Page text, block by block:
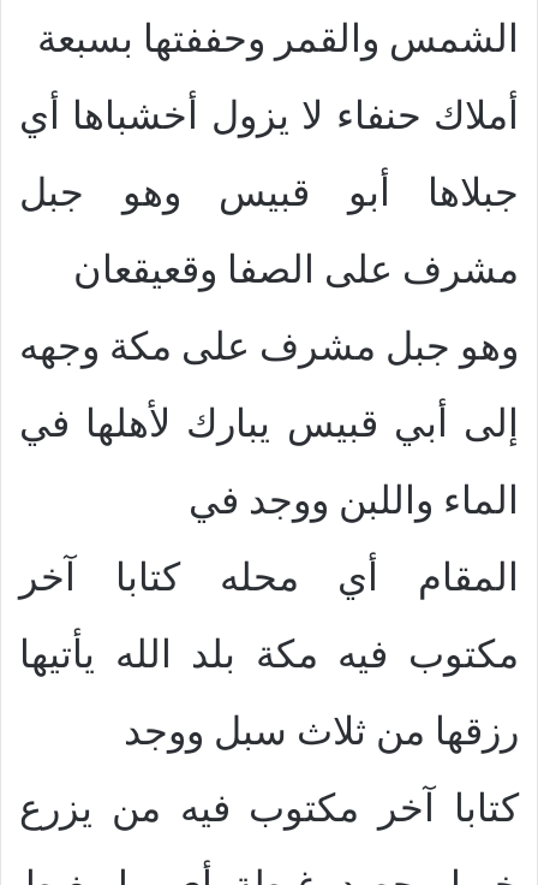
الشمس والقمر وحففتها بسبعة
أملاك حنفاء لا يزول أخشباها أي
جبلاها أبو قبيس وهو جبل
مشرف على الصفا وقعيقعان
وهو جبل مشرف على مكة وجهه
إلى أبي قبيس يبارك لأهلها في
الماء واللبن ووجد في
المقام أي محله كتابا آخر
مكتوب فيه مكة بلد الله يأتيها
رزقها من ثلاث سبل ووجد
كتابا آخر مكتوب فيه من يزرع